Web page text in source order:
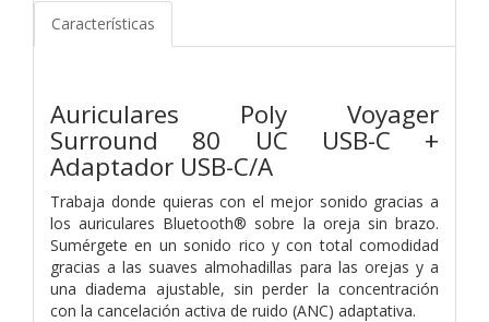
Características
Auriculares Poly Voyager
Surround 80 UC USB-C +
Adaptador USB-C/A
Trabaja donde quieras con el mejor sonido gracias a
los auriculares Bluetooth® sobre la oreja sin brazo.
Sumérgete en un sonido rico y con total comodidad
gracias a las suaves almohadillas para las orejas y a
una diadema ajustable, sin perder la concentración
con la cancelación activa de ruido (ANC) adaptativa.